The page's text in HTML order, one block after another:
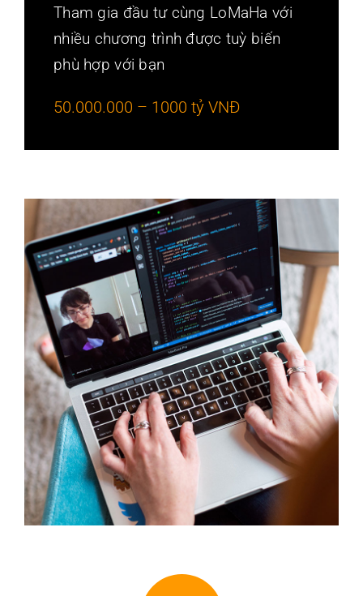
Tham gia đầu tư cùng LoMaHa với
nhiều chương trình được tuỳ biến
phù hợp với bạn
50.000.000 – 1000 tỷ VNĐ